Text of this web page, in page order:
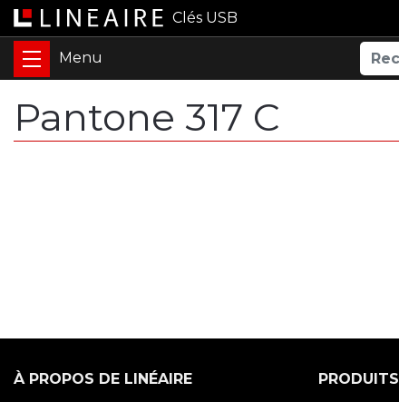
Clés USB
Pantone 317 C
À PROPOS DE LINÉAIRE
PRODUITS